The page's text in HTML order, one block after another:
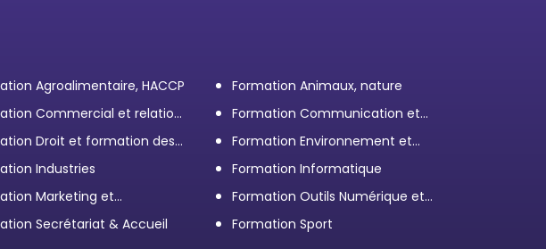
Agroalimentaire, HACCP
Formation Animaux, nature
Commercial et relation
Formation Communication et
efficacité personnelle et
professionnelle
Droit et formation des
Formation Environnement et
démarche RSE
Industries
Formation Informatique
Marketing et
d'entreprise
Formation Outils Numérique et
Bureautique
Secrétariat & Accueil
Formation Sport